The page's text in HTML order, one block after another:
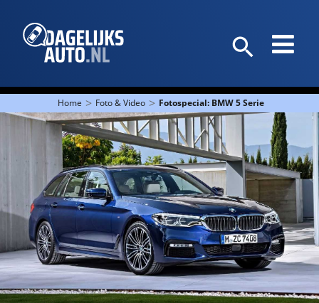
Home > Foto & Video > Fotospecial: BMW 5 Serie Touring